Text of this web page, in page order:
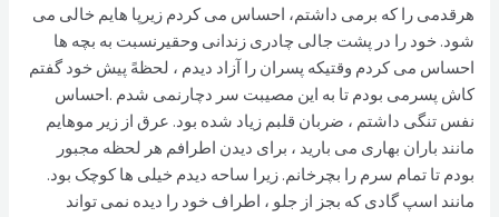
هرقدمی را که برمی داشتم، احساس می کردم زیرپا هایم خالی می
شود. خود را در پشت جالی چادری زندانی وحقیرنسبت به بچه ها
احساس می کردم وقتیکه پسران را آزاد دیدم ، لحظهً پیش خود گفتم
کاش پسرمی بودم تا به این مصیبت سر دچارنمی شدم .احساس
نفس تنگی داشتم ، ضربان قلبم زیاد شده بود. عرق از زیر موهایم
مانند باران بهاری می بارید ، برای دیدن اطرافم هر لحظه مجبور
بودم تا تمام سرم را بچرخانم. زیرا ساحه دیدم خیلی ها کوچک بود.
مانند اسپ گادی که بجز از جلو ، اطراف خود را دیده نمی تواند